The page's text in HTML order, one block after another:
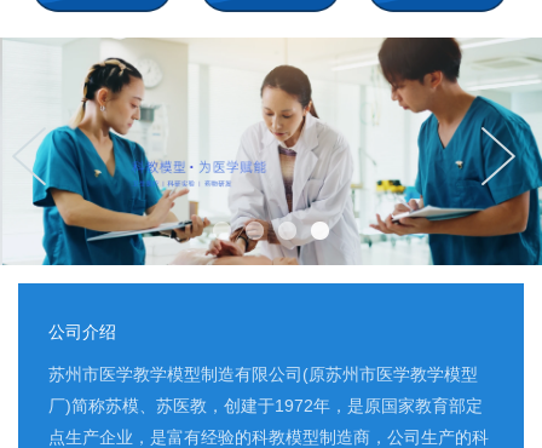
公司介绍
苏州市医学教学模型制造有限公司(原苏州市医学教学模型
厂)简称苏模、苏医教，创建于1972年，是原国家教育部定
点生产企业，是富有经验的科教模型制造商，公司生产的科